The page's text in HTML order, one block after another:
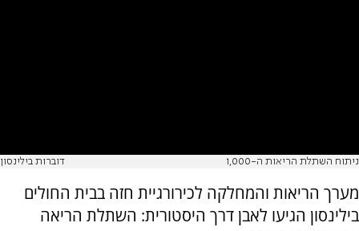
ניתוח השתלת הריאות ה-1,000 דוברות בילינסון
מערך הריאות והמחלקה לכירורגיית חזה בבית החולים
בילינסון הגיעו לאבן דרך היסטורית: השתלת הריאה